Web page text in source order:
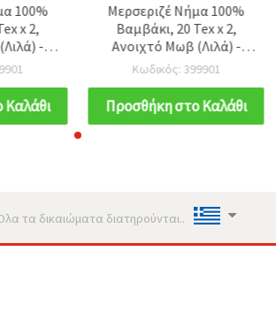
100%
x 2,
-
Μερσεριζέ Νήμα 100%
Βαμβάκι, 20 Tex x 2,
Ανοιχτό Μωβ (Λιλά) -
1000 μέτρα
Κωδικός: 399901
Προσθήκη στο Καλάθι
τα δικαιώματα διατηρούνται..